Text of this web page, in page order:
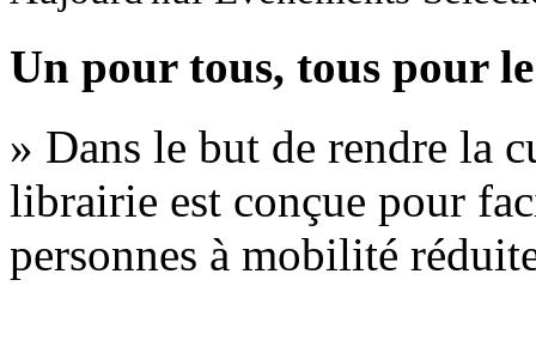
Un pour tous, tous pour
» Dans le but de rendre la
librairie est conçue pour
personnes à mobilité